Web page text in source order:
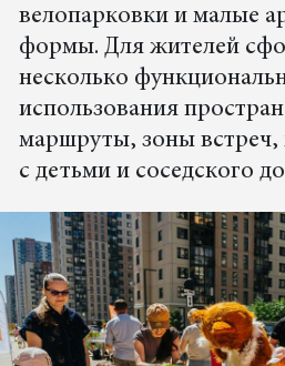
велопарковки и малые
формы. Для жителей
несколько
использования
маршруты, зоны встреч,
с детьми и соседского